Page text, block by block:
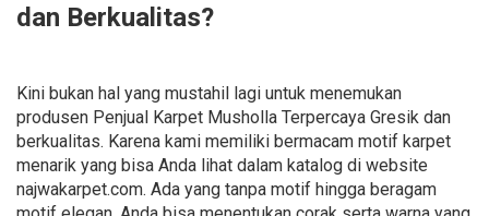
dan Berkualitas?
Kini bukan hal yang mustahil lagi untuk menemukan
produsen Penjual Karpet Musholla Terpercaya Gresik dan
berkualitas. Karena kami memiliki bermacam motif karpet
menarik yang bisa Anda lihat dalam katalog di website
najwakarpet.com. Ada yang tanpa motif hingga beragam